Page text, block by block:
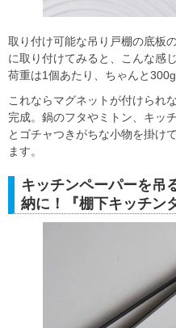
取り付け可能な吊り戸棚の底板
に取り付けてみると、こんな感
荷重は1個あたり、ちゃんと300g
これならマグネットが付けられ
完成。鍋のフタやミトン、キッ
とゴチャつきがちな小物を掛け
ます。
キッチンペーパーを吊
納に！『棚下キッチン